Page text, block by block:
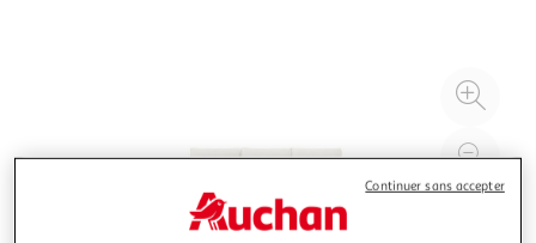
à
Continuer sans accepter